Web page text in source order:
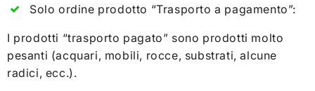
Solo ordine prodotto “Trasporto a pagamento”:
I prodotti “trasporto pagato” sono prodotti molto
pesanti (acquari, mobili, rocce, substrati, alcune
radici, ecc.).